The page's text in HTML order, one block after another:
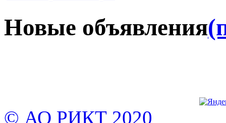
Новые объявления
© АО РИКТ 2020